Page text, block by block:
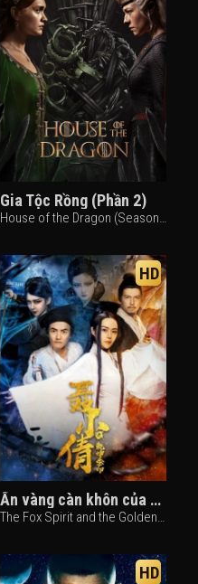
Gia Tộc Rồng (Phần 2)
House of the Dragon (Season 2) (2024)
HD
Ấn vàng càn khôn của Niết Tiểu Sảnh
The Fox Spirit and the Golden Seal (2018)
HD